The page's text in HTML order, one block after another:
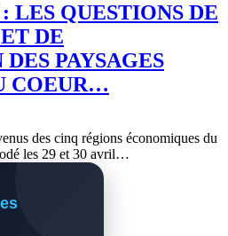
LES QUESTIONS DE
DE
PAYSAGES
COEUR…
des cinq régions économiques du
les 29 et 30 avril…